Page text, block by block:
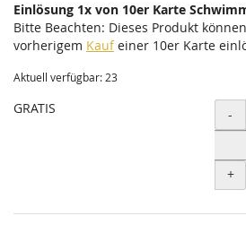
Einlösung 1x von 10er Karte
Bitte Beachten: Dieses Produkt
vorherigem Kaufeiner 10er Karte
Aktuell verfügbar: 23
GRATIS -
+